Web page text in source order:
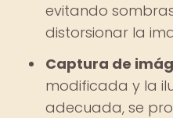
evitando
distorsionar la
Captura de
modificada y la
adecuada, se